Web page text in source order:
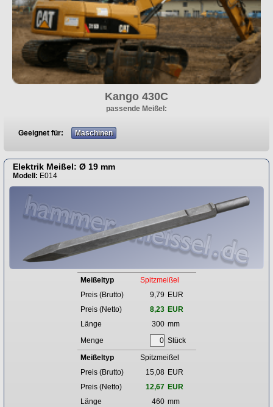
Kango 430C
passende Meißel:
Geeignet für: Maschinen
Elektrik Meißel: Ø 19 mm
Modell: E014
Meißeltyp
Spitzmeißel
Preis (Brutto)
9,79 EUR
Preis (Netto)
8,23 EUR
Länge
300 mm
Menge
Stück
Meißeltyp
Spitzmeißel
Preis (Brutto)
15,08 EUR
Preis (Netto)
12,67 EUR
Länge
460 mm